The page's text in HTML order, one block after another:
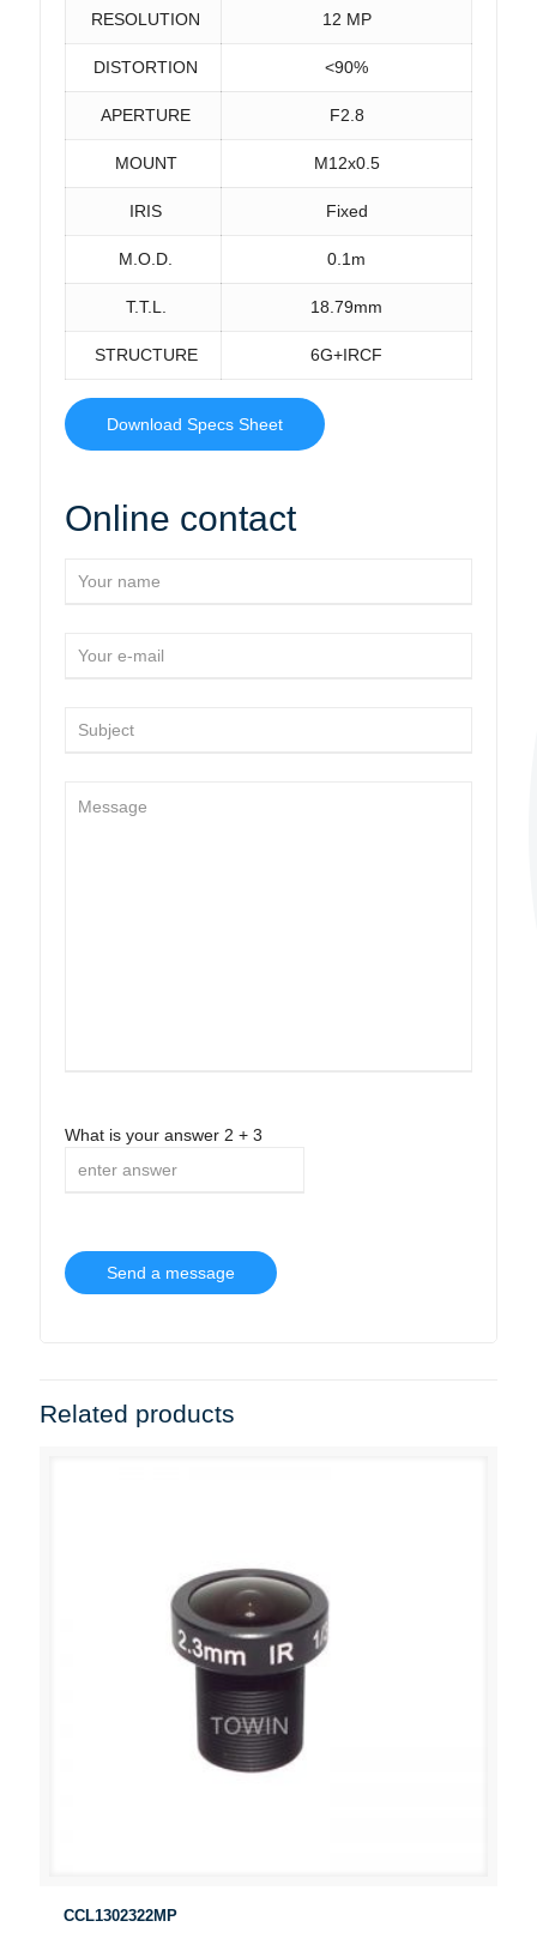
RESOLUTION 12 MP
DISTORTION <90%
APERTURE F2.8
MOUNT M12x0.5
IRIS Fixed
M.O.D. 0.1m
T.T.L. 18.79mm
STRUCTURE 6G+IRCF
Download Specs Sheet
Online contact
What is your answer 2 + 3
Related products
CCL1302322MP